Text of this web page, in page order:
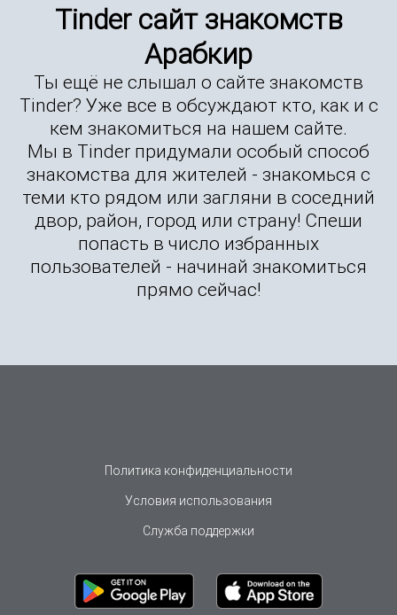
Tinder сайт знакомств
Арабкир
Ты ещё не слышал о сайте знакомств
Tinder? Уже все в обсуждают кто, как и с
кем знакомиться на нашем сайте.
Мы в Tinder придумали особый способ
знакомства для жителей - знакомься с
теми кто рядом или загляни в соседний
двор, район, город или страну! Спеши
попасть в число избранных
пользователей - начинай знакомиться
прямо сейчас!
Политика конфиденциальности
Условия использования
Служба поддержки